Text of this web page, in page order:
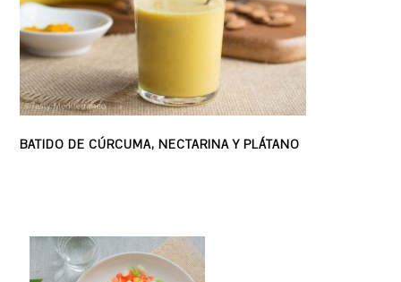
BATIDO DE CÚRCUMA, NECTARINA Y PLÁTANO